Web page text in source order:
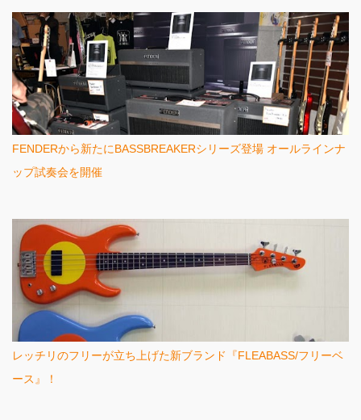
FENDERから新たにBASSBREAKERシリーズ登場 オールラインナ
ップ試奏会を開催
レッチリのフリーが立ち上げた新ブランド『FLEABASS/フリーベ
ース』！